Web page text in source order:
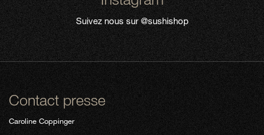
Suivez nous sur@sushishop
Contact presse
Caroline Coppinger